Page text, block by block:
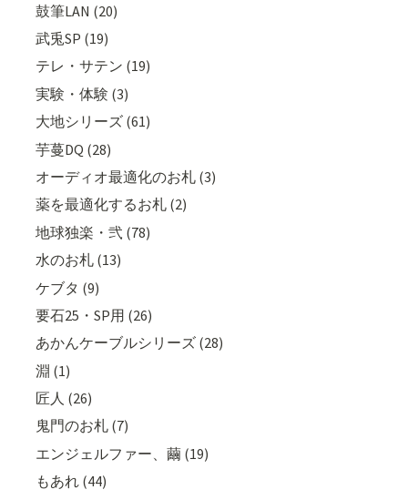
鼓筆LAN (20)
武兎SP (19)
テレ・サテン (19)
実験・体験 (3)
大地シリーズ (61)
芋蔓DQ (28)
オーディオ最適化のお札 (3)
薬を最適化するお札 (2)
地球独楽・弐 (78)
水のお札 (13)
ケブタ (9)
要石25・SP用 (26)
あかんケーブルシリーズ (28)
淵 (1)
匠人 (26)
鬼門のお札 (7)
エンジェルファー、繭 (19)
もあれ (44)